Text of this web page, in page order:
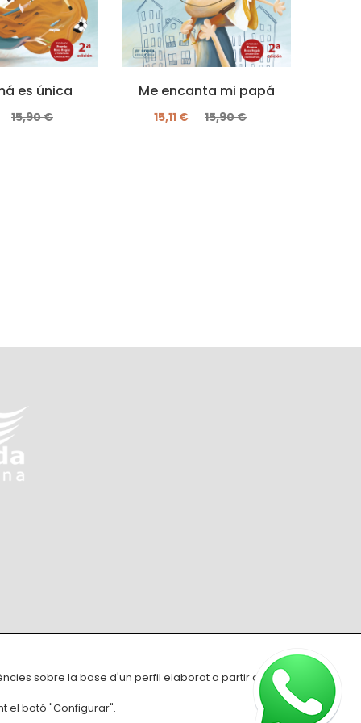
es única
15,90 €
Me encanta mi papá
15,11 € 15,90 €
sobre la base d'un perfil elaborat a partir dels seus
el botó "Configurar".